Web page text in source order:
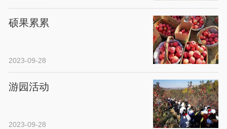
硕果累累
2023-09-28
游园活动
2023-09-28